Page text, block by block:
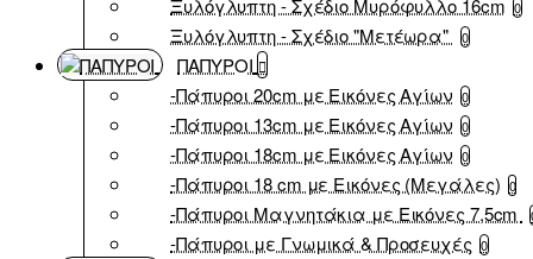
Ξυλόγλυπτη - Σχέδιο Μυρόφυλλο 16cm 0
Ξυλόγλυπτη - Σχέδιο "Μετέωρα" 0
ΠΑΠΥΡΟΙ
-Πάπυροι 20cm με Εικόνες Αγίων 0
-Πάπυροι 13cm με Εικόνες Αγίων 0
-Πάπυροι 18cm με Εικόνες Αγίων 0
-Πάπυροι 18 cm με Εικόνες (Μεγάλες) 0
-Πάπυροι Μαγνητάκια με Εικόνες 7,5cm
-Πάπυροι με Γνωμικά & Προσευχές 0